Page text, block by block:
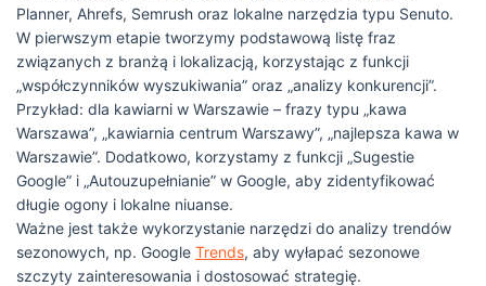
Planner, Ahrefs, Semrush oraz lokalne narzędzia typu Senuto.
W pierwszym etapie tworzymy podstawową listę fraz
związanych z branżą i lokalizacją, korzystając z funkcji
„współczynników wyszukiwania” oraz „analizy konkurencji”.
Przykład: dla kawiarni w Warszawie – frazy typu „kawa
Warszawa”, „kawiarnia centrum Warszawy”, „najlepsza kawa w
Warszawie”. Dodatkowo, korzystamy z funkcji „Sugestie
Google” i „Autouzupełnianie” w Google, aby zidentyfikować
długie ogony i lokalne niuanse.
Ważne jest także wykorzystanie narzędzi do analizy trendów
sezonowych, np. Google Trends, aby wyłapać sezonowe
szczyty zainteresowania i dostosować strategię.